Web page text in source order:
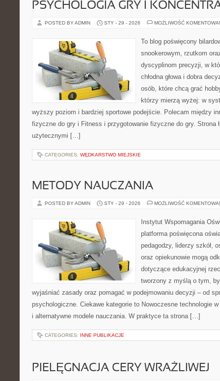
PSYCHOLOGIA GRY I
POSTED BY ADMIN STY - 29 - 2026 MOŻLIWOŚĆ
To blog poświęcony
snookerowym, rzutkom
dyscyplinom precyzji, w
chłodna głowa i dobra
osób, które chcą grać
którzy mierzą wyżej: w
wyższy poziom i bardziej sportowe podejście. Polecam między
fizyczne do gry i Fitness i przygotowanie fizyczne do gry. Strona
użytecznymi […]
CATEGORIES: WĘDKARSTWO MIEJSKIE
METODY NAUCZANIA
POSTED BY ADMIN STY - 29 - 2026 MOŻLIWOŚĆ
Instytut Wspomagania
platforma poświęcona
pedagodzy, liderzy szkół,
oraz opiekunowie mogą
dotyczące edukacyjnej
tworzony z myślą o tym,
wyjaśniać zasady oraz pomagać w podejmowaniu decyzji – od
psychologiczne. Ciekawe kategorie to Nowoczesne technologie
i alternatywne modele nauczania. W praktyce ta strona […]
CATEGORIES: INNE PUBLIKACJE
PIELĘGNACJA CERY WRAŻLIWEJ